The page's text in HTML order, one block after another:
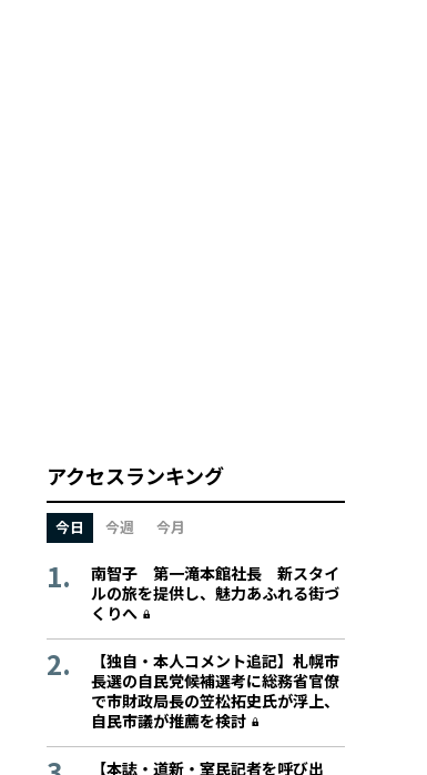
アクセスランキング
今日 今週 今月
南智子 第一滝本館社長 新スタイ
ルの旅を提供し、魅力あふれる街づ
くりへ
【独自・本人コメント追記】札幌市
長選の自民党候補選考に総務省官僚
で市財政局長の笠松拓史氏が浮上、
自民市議が推薦を検討
【本誌・道新・室民記者を呼び出